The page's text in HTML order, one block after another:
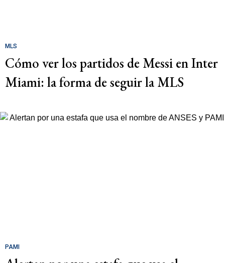
MLS
Cómo ver los partidos de Messi en Inter
Miami: la forma de seguir la MLS
PAMI